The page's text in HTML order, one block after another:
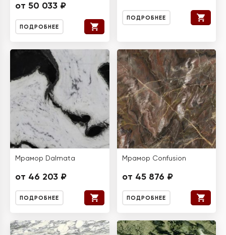
от 50 033 ₽
ПОДРОБНЕЕ
ПОДРОБНЕЕ
Мрамор Dalmata
от 46 203 ₽
ПОДРОБНЕЕ
Мрамор Confusion
от 45 876 ₽
ПОДРОБНЕЕ